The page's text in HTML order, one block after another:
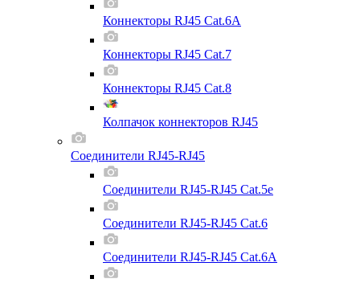
Коннекторы RJ45 Cat.6A
Коннекторы RJ45 Cat.7
Коннекторы RJ45 Cat.8
Колпачок коннекторов RJ45
Соединители RJ45-RJ45
Соединители RJ45-RJ45 Cat.5e
Соединители RJ45-RJ45 Cat.6
Соединители RJ45-RJ45 Cat.6A